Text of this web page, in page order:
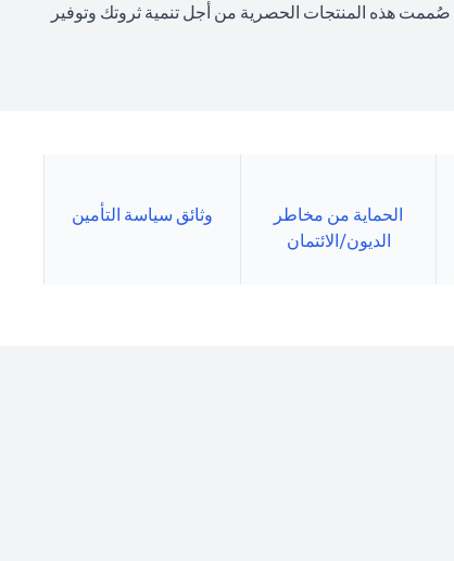
هذه المنتجات الحصرية من أجل تنمية ثروتك وتوفير
الحماية من مخاطر
الديون/الائتمان
وثائق سياسة التأمين